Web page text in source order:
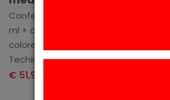
Confezione 250ml + 250
ml + catalizzatore -
colore beige
Techimg Group
€ 51,90